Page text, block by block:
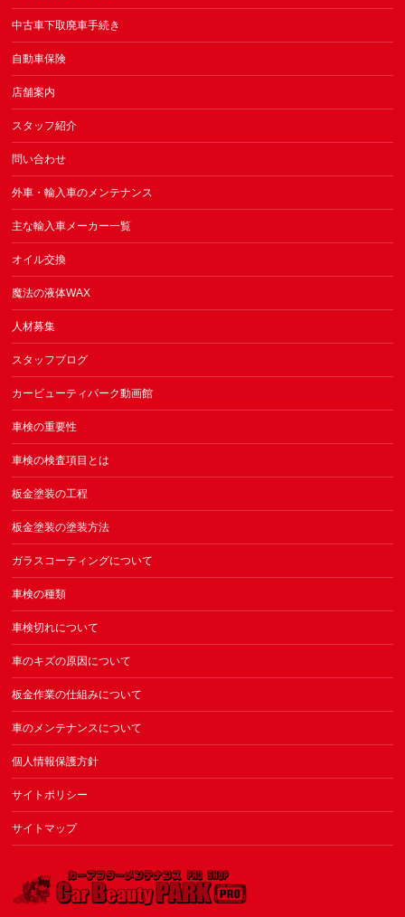
中古車下取廃車手続き
自動車保険
店舗案内
スタッフ紹介
問い合わせ
外車・輸入車のメンテナンス
主な輸入車メーカー一覧
オイル交換
魔法の液体WAX
人材募集
スタッフブログ
カービューティパーク動画館
車検の重要性
車検の検査項目とは
板金塗装の工程
板金塗装の塗装方法
ガラスコーティングについて
車検の種類
車検切れについて
車のキズの原因について
板金作業の仕組みについて
車のメンテナンスについて
個人情報保護方針
サイトポリシー
サイトマップ